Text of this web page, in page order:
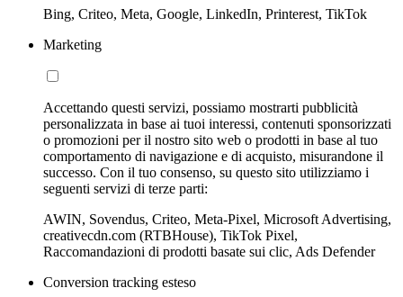
Bing, Criteo, Meta, Google, LinkedIn, Printerest, TikTok
Marketing
Accettando questi servizi, possiamo mostrarti pubblicità
personalizzata in base ai tuoi interessi, contenuti sponsorizzati
o promozioni per il nostro sito web o prodotti in base al tuo
comportamento di navigazione e di acquisto, misurandone il
successo. Con il tuo consenso, su questo sito utilizziamo i
seguenti servizi di terze parti:
AWIN, Sovendus, Criteo, Meta-Pixel, Microsoft Advertising,
creativecdn.com (RTBHouse), TikTok Pixel,
Raccomandazioni di prodotti basate sui clic, Ads Defender
Conversion tracking esteso